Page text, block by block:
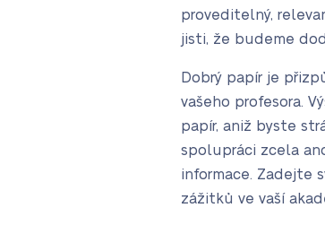
proveditelný,
jisti, že budeme
Dobrý papír je
vašeho profesora.
papír, aniž byste
spolupráci zcela
informace. Zadejte
zážitků ve vaší